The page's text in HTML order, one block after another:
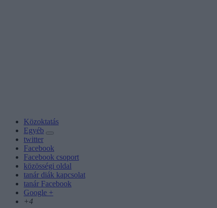
Közoktatás
Egyéb
twitter
Facebook
Facebook csoport
közösségi oldal
tanár diák kapcsolat
tanár Facebook
Google +
+4